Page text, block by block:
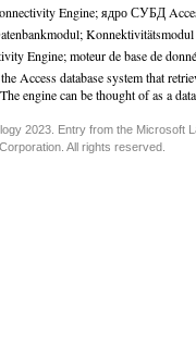
Engine;ядро СУБД
;
Engine;moteur de base de
Access database system that
engine can be thought of as a
2023. Entry from the Microsoft
All rights reserved.